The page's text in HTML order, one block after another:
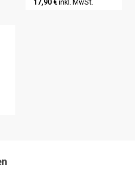
17,90 €inkl. MwSt.